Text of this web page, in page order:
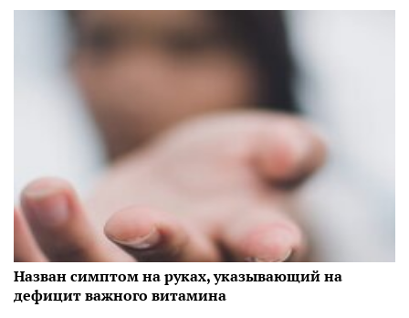
Назван симптом на руках, указывающий на
дефицит важного витамина